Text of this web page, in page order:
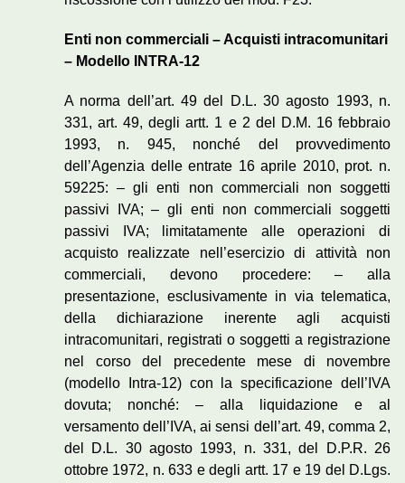
Enti non commerciali – Acquisti intracomunitari
– Modello INTRA-12
A norma dell’art. 49 del D.L. 30 agosto 1993, n.
331, art. 49, degli artt. 1 e 2 del D.M. 16 febbraio
1993, n. 945, nonché del provvedimento
dell’Agenzia delle entrate 16 aprile 2010, prot. n.
59225: – gli enti non commerciali non soggetti
passivi IVA; – gli enti non commerciali soggetti
passivi IVA; limitatamente alle operazioni di
acquisto realizzate nell’esercizio di attività non
commerciali, devono procedere: – alla
presentazione, esclusivamente in via telematica,
della dichiarazione inerente agli acquisti
intracomunitari, registrati o soggetti a registrazione
nel corso del precedente mese di novembre
(modello Intra-12) con la specificazione dell’IVA
dovuta; nonché: – alla liquidazione e al
versamento dell’IVA, ai sensi dell’art. 49, comma 2,
del D.L. 30 agosto 1993, n. 331, del D.P.R. 26
ottobre 1972, n. 633 e degli artt. 17 e 19 del D.Lgs.